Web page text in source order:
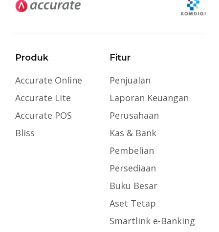
Produk
Accurate Online
Accurate Lite
Accurate POS
Bliss
Fitur
Penjualan
Laporan Keuangan
Perusahaan
Kas & Bank
Pembelian
Persediaan
Buku Besar
Aset Tetap
Smartlink e-Banking